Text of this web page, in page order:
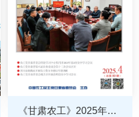
《甘肃农工》2025年第4